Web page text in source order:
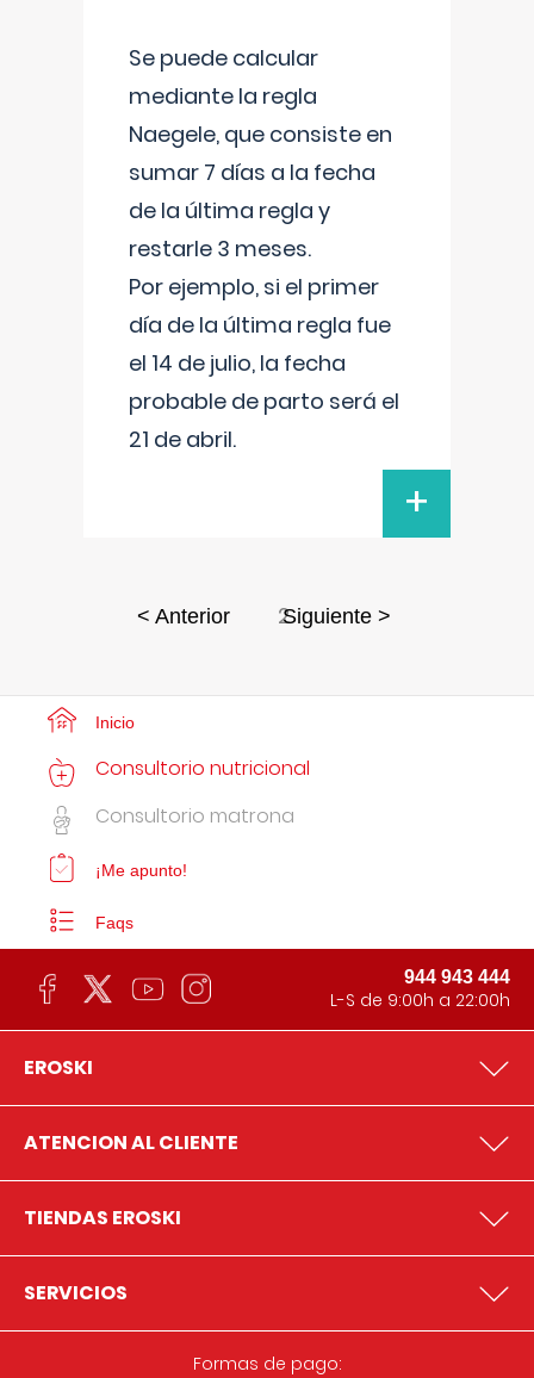
Se puede calcular
mediante la regla
Naegele, que consiste en
sumar 7 días a la fecha
de la última regla y
restarle 3 meses.
Por ejemplo, si el primer
día de la última regla fue
el 14 de julio, la fecha
probable de parto será el
21 de abril.
+
< Anterior 2Siguiente >
Inicio
Consultorio nutricional
Consultorio matrona
¡Me apunto!
Faqs
944 943 444
L-S de 9:00h a 22:00h
EROSKI
ATENCION AL CLIENTE
TIENDAS EROSKI
SERVICIOS
Formas de pago: